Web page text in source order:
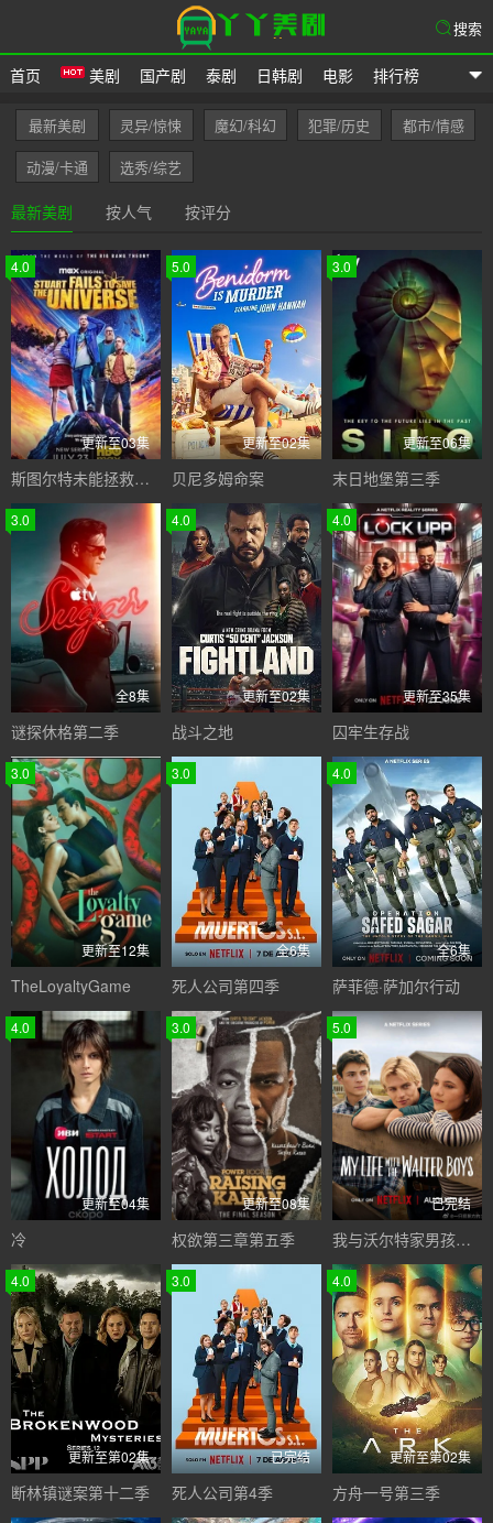
爱美剧网
首页 美剧 国产剧 泰剧 日韩剧 电影 排行榜
搜索
最新美剧 灵异/惊悚 魔幻/科幻 犯罪/历史
都市/情感
动漫/卡通
选秀/综艺
最新美剧 按人气 按评分
4.0
更新至03集
斯图尔特未能拯救宇宙
5.0
更新至02集
贝尼多姆命案
3.0
更新至06集
末日地堡第三季
3.0
全8集
谜探休格第二季
4.0
更新至02集
战斗之地
4.0
更新至35集
囚牢生存战
3.0
更新至12集
TheLoyaltyGame
3.0
全6集
死人公司第四季
4.0
全6集
萨菲德·萨加尔行动
4.0
更新至04集
冷
3.0
更新至08集
权欲第三章第五季
5.0
已完结
我与沃尔特家男孩的生活第三季
4.0
更新至第02集
断林镇谜案第十二季
3.0
已完结
死人公司第4季
4.0
更新至第02集
方舟一号第三季